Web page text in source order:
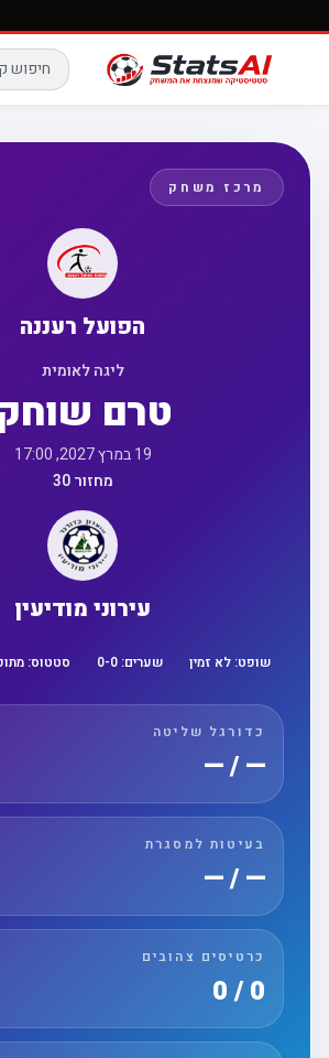
מרכז משחק
הפועל רעננה
ליגה לאומית
טרם שוחק
19 במרץ 2027, 17:00
מחזור 30
עירוני מודיעין
שופט:לא זמין שערים: 0 -0 סטטוס:מתוכנן
כדורגל שליטה
— / —
בעיטות למסגרת
— / —
כרטיסים צהובים